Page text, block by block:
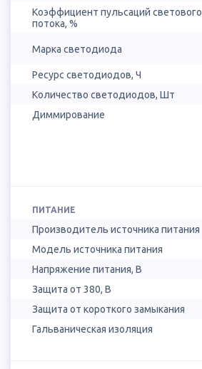
Коэффициент пульсаций светового
потока, %
Марка светодиода
Ресурс светодиодов, Ч
Количество светодиодов, Шт
Диммирование
ПИТАНИЕ
Производитель источника питания
Модель источника питания
Напряжение питания, В
Защита от 380, В
Защита от короткого замыкания
Гальваническая изоляция